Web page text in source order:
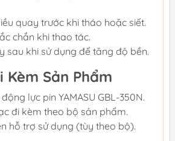
quay trước khi tháo hoặc siết.
chắn khi thao tác.
sau khi sử dụng để tăng độ bền.
Kèm Sản Phẩm
lực pin YAMASU GBL-350N.
đi kèm theo bộ sản phẩm.
hỗ trợ sử dụng (tùy theo bộ).